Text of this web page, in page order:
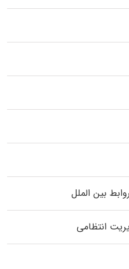
بین الملل
انتظامی